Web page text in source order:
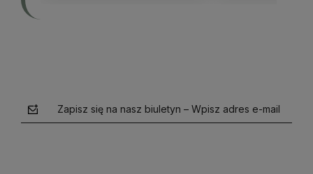
Zapisz się na nasz biuletyn – Wpisz adres e-mail